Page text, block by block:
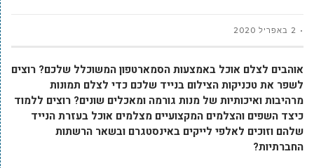
2 באפריל 2020
אוהבים לצלם אוכל באמצעות הסמארטפון המשוכלל שלכם? רוצים
לשפר את טכניקות הצילום בנייד שלכם כדי לצלם תמונות
מרהיבות ואיכותיות של מנות גורמה ומאכלים שונים? רוצים ללמוד
כיצד השפים והצלמים המקצועיים מצלמים אוכל בעזרת הנייד
שלהם וזוכים לאלפי לייקים באינסטגרם ובשאר הרשתות
החברתיות?